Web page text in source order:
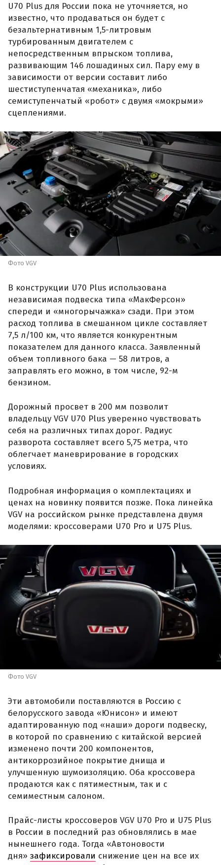
U70 Plus для России пока не уточняется, но
известно, что продаваться он будет с
безальтернативным 1,5-литровым
турбированным двигателем с
непосредственным впрыском топлива,
развивающим 146 лошадиных сил. Пару ему в
зависимости от версии составит либо
шестиступенчатая «механика», либо
семиступенчатый «робот» с двумя «мокрыми»
сцеплениями.
Фото VGV
В конструкции U70 Plus использована
независимая подвеска типа «МакФерсон»
спереди и «многорычажка» сзади. При этом
расход топлива в смешанном цикле составляет
7,5 л/100 км, что является конкурентным
показателем для данного класса. Заявленный
объем топливного бака — 58 литров, а
заправлять его можно, в том числе, 92-м
бензином.
Дорожный просвет в 200 мм позволит
владельцу VGV U70 Plus уверенно чувствовать
себя на различных типах дорог. Радиус
разворота составляет всего 5,75 метра, что
облегчает маневрирование в городских
условиях.
Подробная информация о комплектациях и
ценах на новинку появится позже. Пока линейка
VGV на российском рынке представлена двумя
моделями: кроссоверами U70 Pro и U75 Plus.
Фото VGV
Эти автомобили поставляются в Россию с
белорусского завода «Юнисон» и имеют
адаптированную под «наши» дороги подвеску,
в которой по сравнению с китайской версией
изменено почти 200 компонентов,
антикоррозийное покрытие днища и
улучшенную шумоизоляцию. Оба кроссовера
продаются как с пятиместным, так и с
семиместным салоном.
Прайс-листы кроссоверов VGV U70 Pro и U75 Plus
в России в последний раз обновлялись в мае
нынешнего года. Тогда «Автоновости
дня» зафиксировали снижение цен на все их